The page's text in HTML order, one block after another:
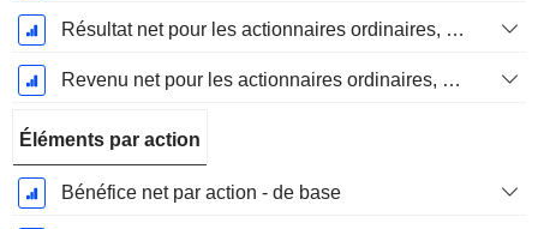
Résultat net pour les actionnaires ordinaires, éléments exceptionnels inclus.
Revenu net pour les actionnaires ordinaires, hors éléments exceptionnelsRésultat net pour les actionnaires ordinaires, éléments exceptionnels exclus.
Éléments par action
Bénéfice net par action - de base